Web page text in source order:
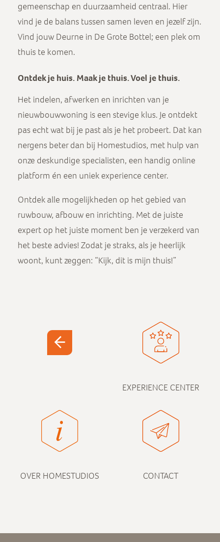
gemeenschap en duurzaamheid centraal. Hier
vind je de balans tussen samen leven en jezelf zijn.
Vind jouw Deurne in De Grote Bottel; een plek om
thuis te komen.
Ontdek je huis. Maak je thuis. Voel je thuis.
Het indelen, afwerken en inrichten van je
nieuwbouwwoning is een stevige klus. Je ontdekt
pas echt wat bij je past als je het probeert. Dat kan
nergens beter dan bij Homestudios, met hulp van
onze deskundige specialisten, een handig online
platform én een uniek experience center.
Ontdek alle mogelijkheden op het gebied van
ruwbouw, afbouw en inrichting. Met de juiste
expert op het juiste moment ben je verzekerd van
het beste advies! Zodat je straks, als je heerlijk
woont, kunt zeggen: “Kijk, dit is mijn thuis!”
EXPERIENCE CENTER
OVER HOMESTUDIOS CONTACT